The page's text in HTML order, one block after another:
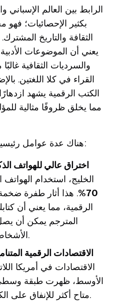
الرابط بين العالم الإسباني
بكثير الإحصائيات؛
الثقافة والتاريخ
يعني أن الموضوعات الأدبية
والسرديات الثقافية
القراء في كلا اللغتين.
الكتب الرقمية يشهد
مما يخلق ظروفًا مثالية
هناك عدة عوامل رئيسية تدفع هذه الفرصة:
اختراق عالي للهواتف
الخليج، استخدام الهواتف
70%
. هذا أثار طفرة
الرقمية، مما يعني أن
المترجم يمكن أن
الأشخاص في لحظة.
الاقتصادات الرقمية
الاقتصادات في أمريكا
الأوسط، ظهرت طبقة
متاح أكثر للإنفاق على الكتب والترفيه.